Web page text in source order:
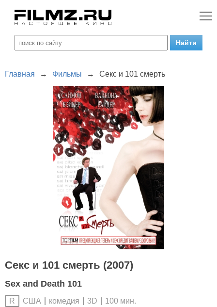
Главная → Фильмы → Секс и 101 смерть
Секс и 101 смерть (2007)
Sex and Death 101
R США комедия 3D
100 мин.